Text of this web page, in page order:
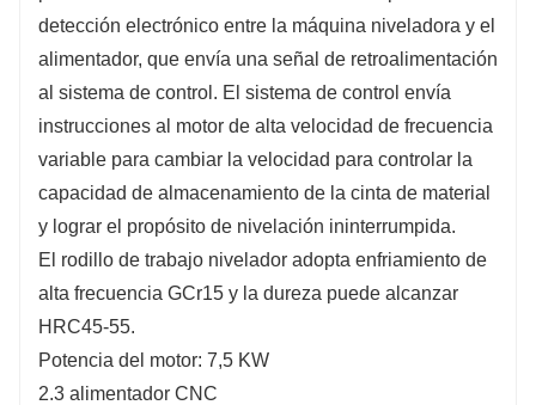
detección electrónico entre la máquina niveladora y el
alimentador, que envía una señal de retroalimentación
al sistema de control. El sistema de control envía
instrucciones al motor de alta velocidad de frecuencia
variable para cambiar la velocidad para controlar la
capacidad de almacenamiento de la cinta de material
y lograr el propósito de nivelación ininterrumpida.
El rodillo de trabajo nivelador adopta enfriamiento de
alta frecuencia GCr15 y la dureza puede alcanzar
HRC45-55.
Potencia del motor: 7,5 KW
2.3 alimentador CNC